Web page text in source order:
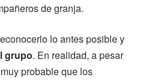
de granja.
lo antes posible y
grupo. En realidad, a pesar
probable que los